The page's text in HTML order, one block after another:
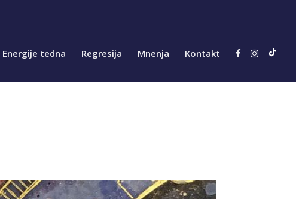
Energije tedna Regresija Mnenja Kontakt